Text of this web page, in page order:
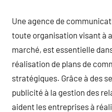
Une agence de
toute organisation visant à
marché, est essentielle
réalisation de plans de
stratégiques. Grâce à des
publicité à la gestion des
aident les entreprises à